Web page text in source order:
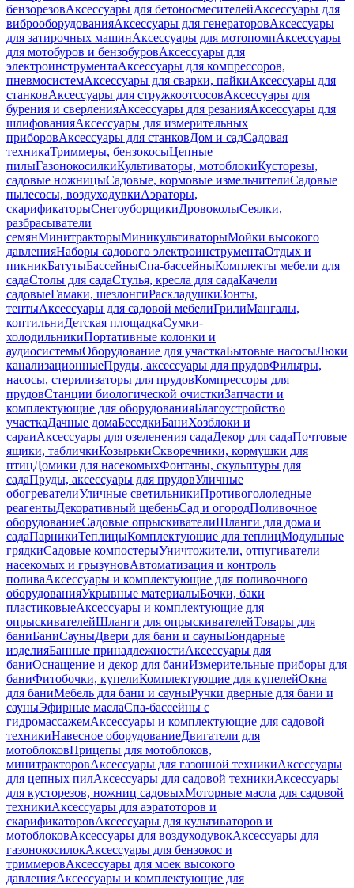
бензорезовАксессуары для бетоносмесителейАксессуары для
виброоборудованияАксессуары для генераторовАксессуары
для затирочных машинАксессуары для мотопомпАксессуары
для мотобуров и бензобуровАксессуары для
электроинструментаАксессуары для компрессоров,
пневмосистемАксессуары для сварки, пайкиАксессуары для
станковАксессуары для стружкоотсосовАксессуары для
бурения и сверленияАксессуары для резанияАксессуары для
шлифованияАксессуары для измерительных
приборовАксессуары для станковДом и садСадовая
техникаТриммеры, бензокосыЦепные
пилыГазонокосилкиКультиваторы, мотоблокиКусторезы,
садовые ножницыСадовые, кормовые измельчителиСадовые
пылесосы, воздуходувкиАэраторы,
скарификаторыСнегоуборщикиДровоколыСеялки,
разбрасыватели
семянМинитракторыМиникультиваторыМойки высокого
давленияНаборы садового электроинструментаОтдых и
пикникБатутыБассейныСпа-бассейныКомплекты мебели для
садаСтолы для садаСтулья, кресла для садаКачели
садовыеГамаки, шезлонгиРаскладушкиЗонты,
тентыАксессуары для садовой мебелиГрилиМангалы,
коптильниДетская площадкаСумки-
холодильникиПортативные колонки и
аудиосистемыОборудование для участкаБытовые насосыЛюки
канализационныеПруды, аксессуары для прудовФильтры,
насосы, стерилизаторы для прудовКомпрессоры для
прудовСтанции биологической очисткиЗапчасти и
комплектующие для оборудованияБлагоустройство
участкаДачные домаБеседкиБаниХозблоки и
сараиАксессуары для озеленения садаДекор для садаПочтовые
ящики, табличкиКозырькиСкворечники, кормушки для
птицДомики для насекомыхФонтаны, скульптуры для
садаПруды, аксессуары для прудовУличные
обогревателиУличные светильникиПротивогололедные
реагентыДекоративный щебеньСад и огородПоливочное
оборудованиеСадовые опрыскивателиШланги для дома и
садаПарникиТеплицыКомплектующие для теплицМодульные
грядкиСадовые компостерыУничтожители, отпугиватели
насекомых и грызуновАвтоматизация и контроль
поливаАксессуары и комплектующие для поливочного
оборудованияУкрывные материалыБочки, баки
пластиковыеАксессуары и комплектующие для
опрыскивателейШланги для опрыскивателейТовары для
баниБаниСауныДвери для бани и сауныБондарные
изделияБанные принадлежностиАксессуары для
баниОснащение и декор для баниИзмерительные приборы для
баниФитобочки, купелиКомплектующие для купелейОкна
для баниМебель для бани и сауныРучки дверные для бани и
сауныЭфирные маслаСпа-бассейны с
гидромассажемАксессуары и комплектующие для садовой
техникиНавесное оборудованиеДвигатели для
мотоблоковПрицепы для мотоблоков,
минитракторовАксессуары для газонной техникиАксессуары
для цепных пилАксессуары для садовой техникиАксессуары
для кусторезов, ножниц садовыхМоторные масла для садовой
техникиАксессуары для аэратоторов и
скарификаторовАксессуары для культиваторов и
мотоблоковАксессуары для воздуходувокАксессуары для
газонокосилокАксессуары для бензокос и
триммеровАксессуары для моек высокого
давленияАксессуары и комплектующие для